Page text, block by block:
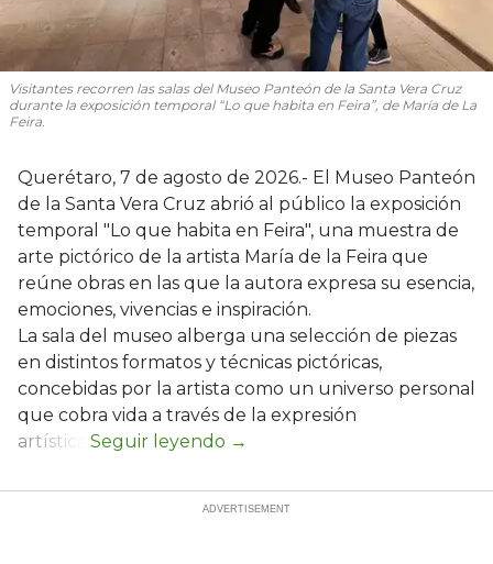
Visitantes recorren las salas del Museo Panteón de la Santa Vera Cruz
durante la exposición temporal “Lo que habita en Feira”, de María de La
Feira.
Querétaro, 7 de agosto de 2026.- El Museo Panteón
de la Santa Vera Cruz abrió al público la exposición
temporal "Lo que habita en Feira", una muestra de
arte pictórico de la artista María de la Feira que
reúne obras en las que la autora expresa su esencia,
emociones, vivencias e inspiración.
La sala del museo alberga una selección de piezas
en distintos formatos y técnicas pictóricas,
concebidas por la artista como un universo personal
que cobra vida a través de la expresión
artística.